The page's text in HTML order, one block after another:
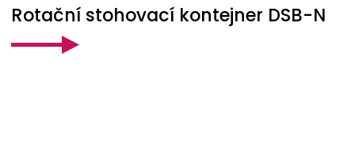
Rotační stohovací kontejner DSB-N